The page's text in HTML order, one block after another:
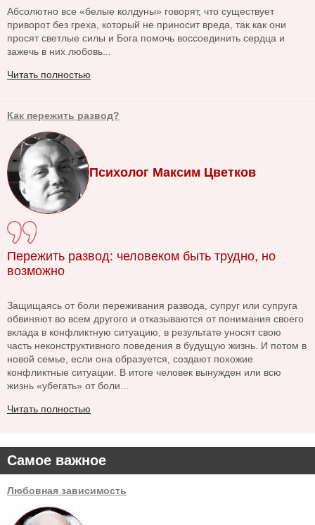
Самое важное
Любовная зависимость
Абсолютно все «белые колдуны» говорят, что существует
приворот без греха, который не приносит вреда, так как они
просят светлые силы и Бога помочь воссоединить сердца и
зажечь в них любовь...
Читать полностью
Как пережить развод?
Психолог Максим Цветков
Пережить развод: человеком быть трудно, но
возможно
Защищаясь от боли переживания развода, супруг или супруга
обвиняют во всем другого и отказываются от понимания своего
вклада в конфликтную ситуацию, в результате уносят свою
часть неконструктивного поведения в будущую жизнь. И потом в
новой семье, если она образуется, создают похожие
конфликтные ситуации. В итоге человек вынужден или всю
жизнь «убегать» от боли...
Читать полностью